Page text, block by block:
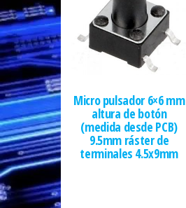
Micro pulsador 6×6 mm
altura de botón
(medida desde PCB)
9.5mm ráster de
terminales 4.5x9mm